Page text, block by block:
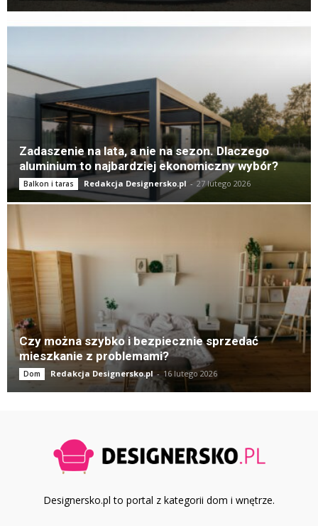
Zadaszenie na lata, a nie na sezon. Dlaczego
aluminium to najbardziej ekonomiczny wybór?
Balkon i taras Redakcja Designersko.pl - 27 lutego 2026
Czy można szybko i bezpiecznie sprzedać
mieszkanie z problemami?
Dom Redakcja Designersko.pl - 16 lutego 2026
Designersko.pl to portal z kategorii dom i wnętrze.